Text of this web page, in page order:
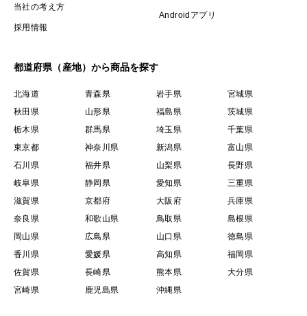
当社の考え方
採用情報
Androidアプリ
都道府県（産地）から商品を探す
北海道 青森県 岩手県
宮城県
秋田県
山形県 福島県
茨城県
栃木県
群馬県 埼玉県
千葉県
東京都
神奈川県 新潟県
富山県
石川県
福井県 山梨県
長野県
岐阜県
静岡県 愛知県
三重県
滋賀県
京都府 大阪府
兵庫県
奈良県
和歌山県 鳥取県
島根県
岡山県
広島県 山口県
徳島県
香川県
愛媛県 高知県
福岡県
佐賀県
長崎県 熊本県
大分県
宮崎県
鹿児島県 沖縄県